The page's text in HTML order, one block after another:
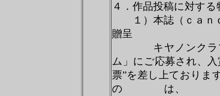
４．作品投稿に対する
１）本誌（ｃａｎ
贈呈
キヤノンクラブ
ム」にご応募され
票”を差し上ておりま
の は、